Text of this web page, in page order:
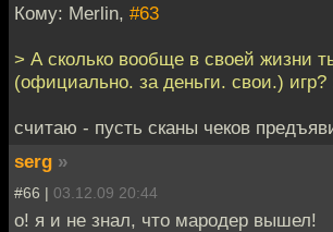
Кому: Merlin, #63
> А сколько вообще в своей жизни
(официально. за деньги. свои.) игр?
считаю - пусть сканы чеков
serg »
#66 | 03.12.09 20:44
о! я и не знал, что мародер вышел!